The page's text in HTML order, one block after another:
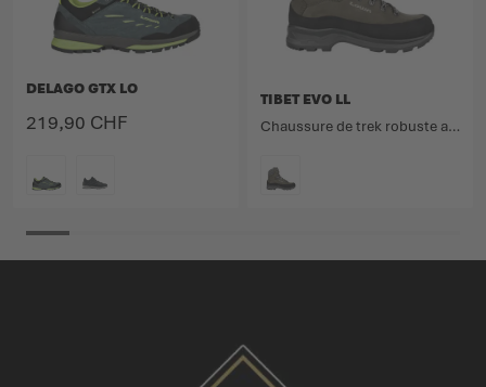
219,90 CHF
DELAGO GTX LO
TIBET EVO LL
Chaussure de trek robuste avec doublure cuir pour les itinéraires ambitieux.